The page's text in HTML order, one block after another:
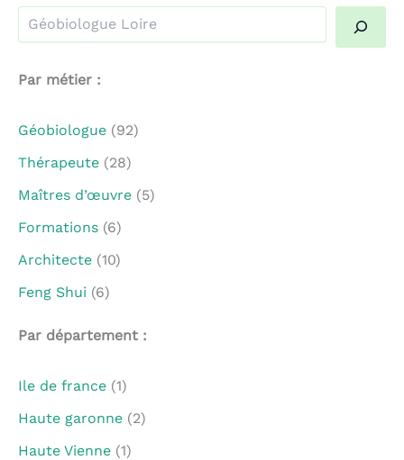
Par métier :
Géobiologue (92)
Thérapeute (28)
Maîtres d’œuvre (5)
Formations (6)
Architecte (10)
Feng Shui (6)
Par département :
Ile de france (1)
Haute garonne (2)
Haute Vienne (1)